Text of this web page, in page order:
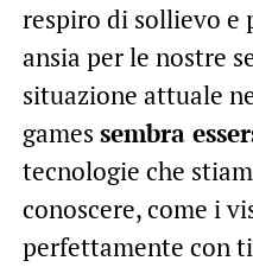
respiro di sollievo e
ansia per le nostre
situazione attuale
games sembra
tecnologie che
conoscere, come i
perfettamente con